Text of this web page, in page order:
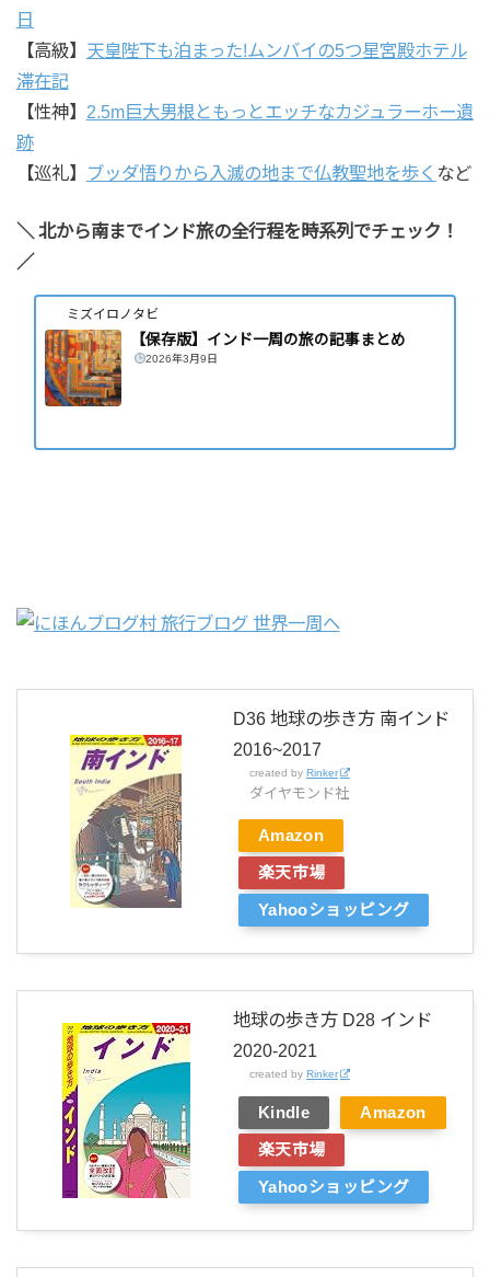
日
【高級】 天皇陛下も泊まった!ムンバイの5つ星宮殿ホテル
滞在記
【性神】 2.5m巨大男根ともっとエッチなカジュラーホー遺
跡
【巡礼】
ブッダ悟りから入滅の地まで仏教聖地を歩く など
＼ 北から南までインド旅の全行程を時系列でチェック！
／
ミズイロノタビ
【保存版】インド一周の旅の記事まとめ
2026年3月9日
D36 地球の歩き方 南インド
2016~2017
created by Rinker
ダイヤモンド社
Amazon
楽天市場
Yahooショッピング
地球の歩き方 D28 インド
2020-2021
created by Rinker
Kindle Amazon
楽天市場
Yahooショッピング